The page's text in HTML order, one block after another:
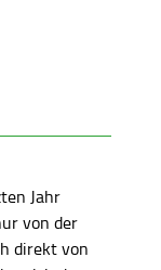
Jahr
von der
direkt von